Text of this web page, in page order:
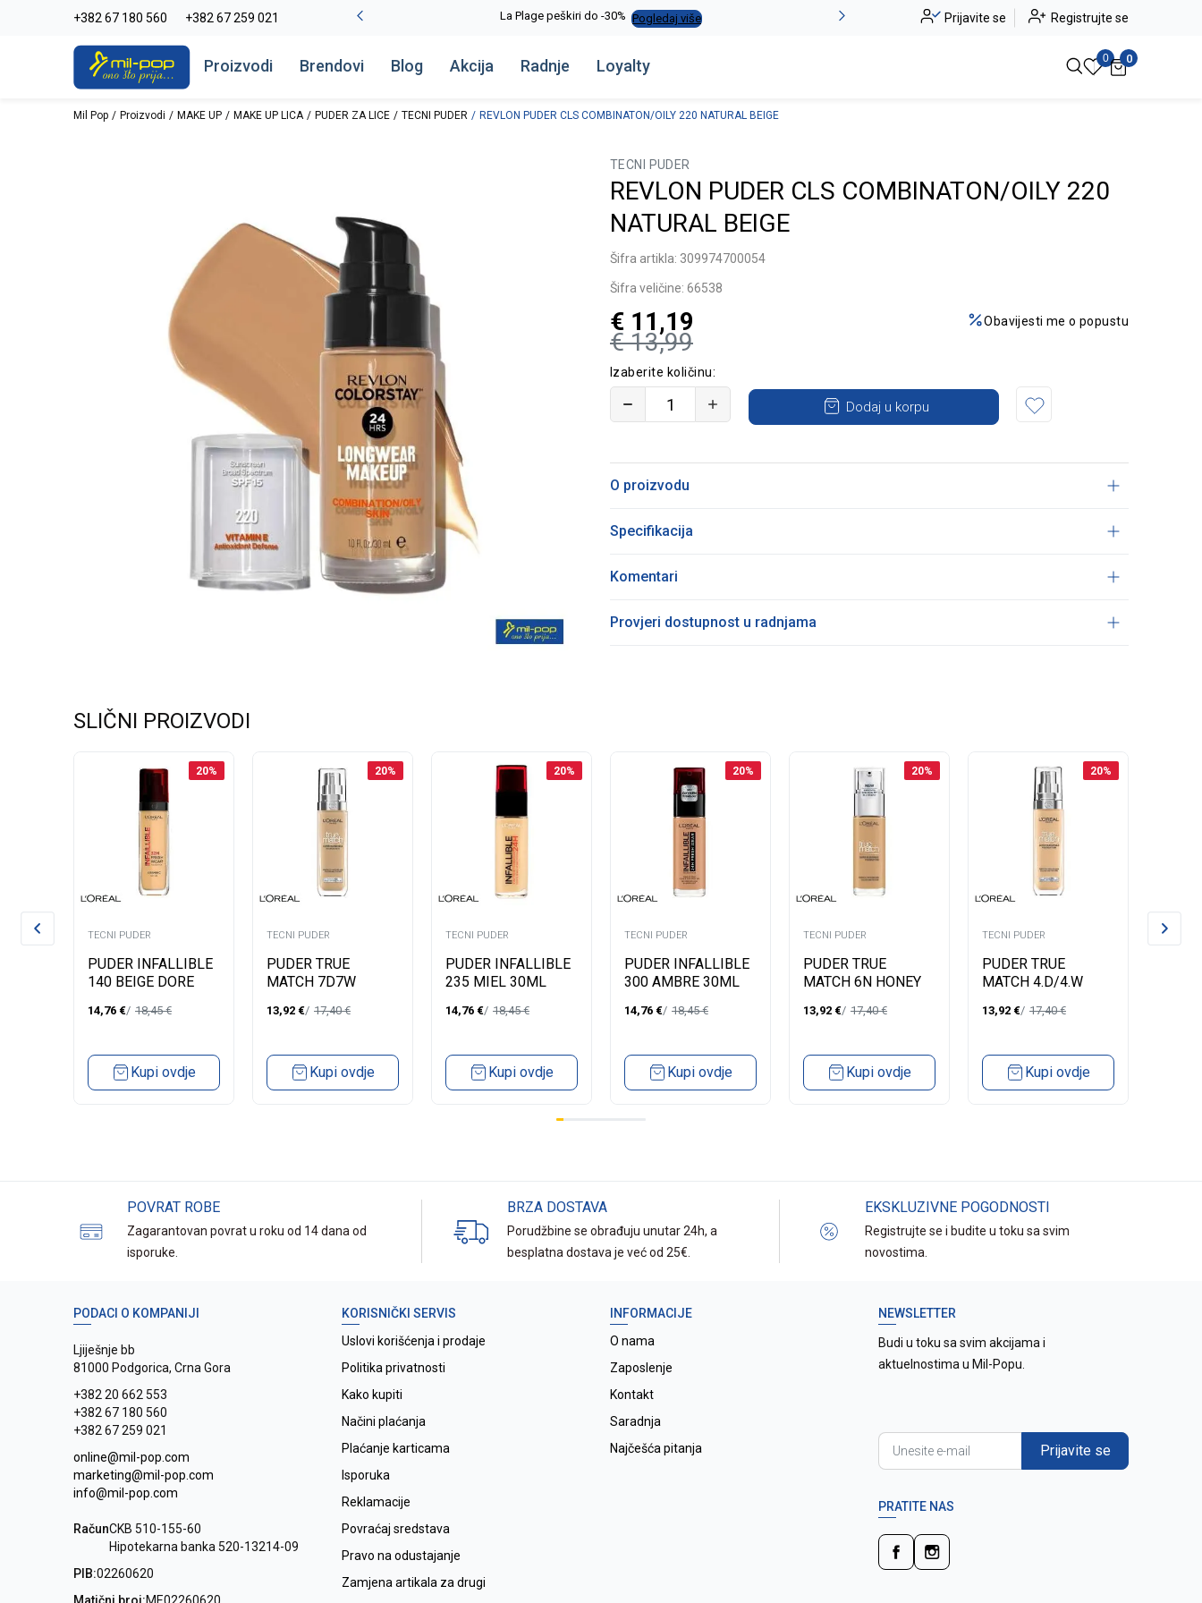
+382 67 180 560 +382 67 259 021
-20% na kompletan asortiman Pogledaj više La Plage peškiri do -30% Pogledaj više Alma Ras do -50% Pogledaj više
Prijavite se Registrujte se
Proizvodi Brendovi Blog Akcija Radnje Loyalty 0 0
Mil Pop Proizvodi MAKE UP MAKE UP LICA PUDER ZA LICE TECNI PUDER REVLON PUDER CLS COMBINATON/OILY 220 NATURAL BEIGE
TECNI PUDER
REVLON PUDER CLS COMBINATON/OILY 220
NATURAL BEIGE
Šifra artikla: 309974700054
Šifra veličine: 66538
€ 13,99
€ 11,19 Obavijesti me o popustu
Izaberite količinu:
Dodaj u korpu
O proizvodu
Specifikacija
Komentari
Provjeri dostupnost u radnjama
SLIČNI PROIZVODI
20%
TECNI PUDER
PUDER INFALLIBLE
140 BEIGE DORE
14,76 € 18,45€
Kupi ovdje
20%
TECNI PUDER
PUDER TRUE
MATCH 7D7W
13,92 € 17,40€
Kupi ovdje
20%
TECNI PUDER
PUDER INFALLIBLE
235 MIEL 30ML
14,76 € 18,45€
Kupi ovdje
20%
TECNI PUDER
PUDER INFALLIBLE
300 AMBRE 30ML
14,76 € 18,45€
Kupi ovdje
20%
TECNI PUDER
PUDER TRUE
MATCH 6N HONEY
13,92 € 17,40€
Kupi ovdje
20%
TECNI PUDER
PUDER TRUE
MATCH 4.D/4.W
13,92 € 17,40€
Kupi ovdje
TECNI
POVRAT ROBE
Zagarantovan povrat u roku od 14 dana od
isporuke.
BRZA DOSTAVA
Porudžbine se obrađuju unutar 24h, a
besplatna dostava je već od 25€.
EKSKLUZIVNE POGODNOSTI
Registrujte se i budite u toku sa svim
novostima.
PODACI O KOMPANIJI
Ljiješnje bb
81000 Podgorica, Crna Gora
+382 20 662 553
+382 67 180 560
+382 67 259 021
online@mil-pop.com
marketing@mil-pop.com
info@mil-pop.com
RačunCKB 510-155-60
Hipotekarna banka 520-13214-09
PIB:02260620
KORISNIČKI SERVIS
Uslovi korišćenja i prodaje
Politika privatnosti
Kako kupiti
Načini plaćanja
Plaćanje karticama
Isporuka
Reklamacije
Povraćaj sredstava
Pravo na odustajanje
Zamjena artikala za drugi
INFORMACIJE
O nama
Zaposlenje
Kontakt
Saradnja
Najčešća pitanja
NEWSLETTER
Budi u toku sa svim akcijama i
aktuelnostima u Mil-Popu.
Prijavite se
PRATITE NAS